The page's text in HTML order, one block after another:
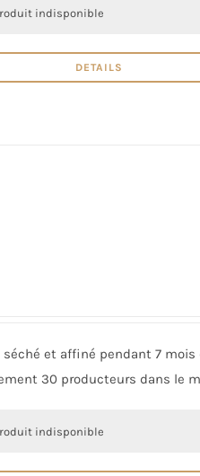
indisponible
DETAILS
séché et affiné pendant 7
30 producteurs dans le
indisponible